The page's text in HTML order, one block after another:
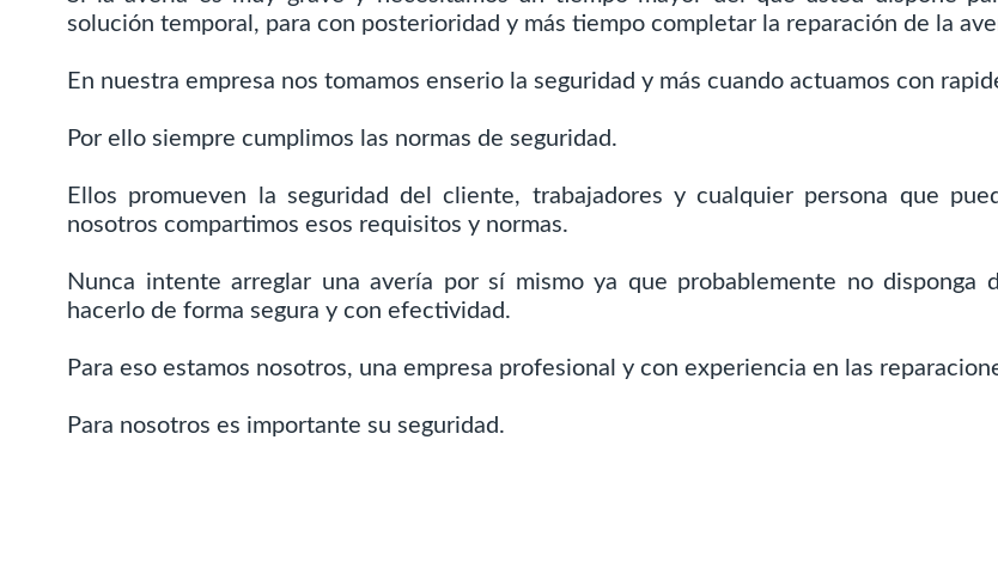
solución temporal, para con posterioridad y más tiempo completar la reparación de la
En nuestra empresa nos tomamos enserio la seguridad y más cuando actuamos con
Por ello siempre cumplimos las normas de seguridad.
Ellos promueven la seguridad del cliente, trabajadores y cualquier persona que
nosotros compartimos esos requisitos y normas.
Nunca intente arreglar una avería por sí mismo ya que probablemente no disponga
hacerlo de forma segura y con efectividad.
Para eso estamos nosotros, una empresa profesional y con experiencia en las
Para nosotros es importante su seguridad.